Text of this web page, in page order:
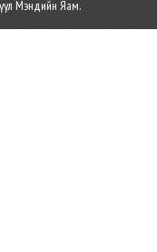
Мэндийн Яам.